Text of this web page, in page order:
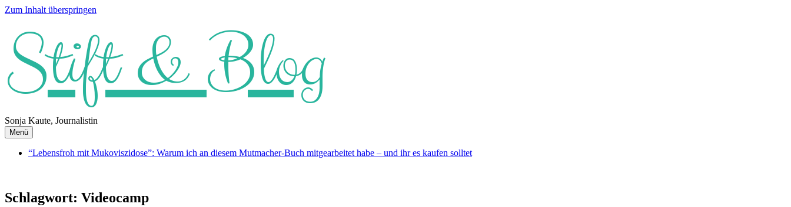
Zum Inhalt überspringen
Stift & Blog
Sonja Kaute, Journalistin
Menü
“Lebensfroh mit Mukoviszidose”: Warum ich an diesem Mutmacher-Buch mitgearbeitet habe – und ihr es kaufen solltet
Schlagwort: Videocamp